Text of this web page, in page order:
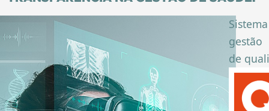
gestão
de